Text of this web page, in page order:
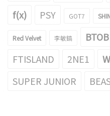
f(x) PSY GOT7
Red Velvet 李敏鎬 BTOB
FTISLAND
2NE1
SUPER JUNIOR